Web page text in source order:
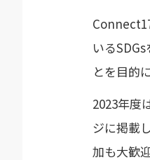
いる
とを目的
2023年度
ジに掲載
加も大歓